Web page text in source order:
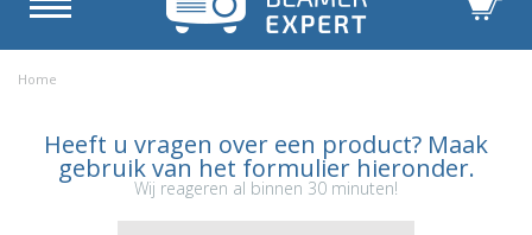
Home
Heeft u vragen over een product? Maak
gebruik van het formulier hieronder.
Wij reageren al binnen 30 minuten!